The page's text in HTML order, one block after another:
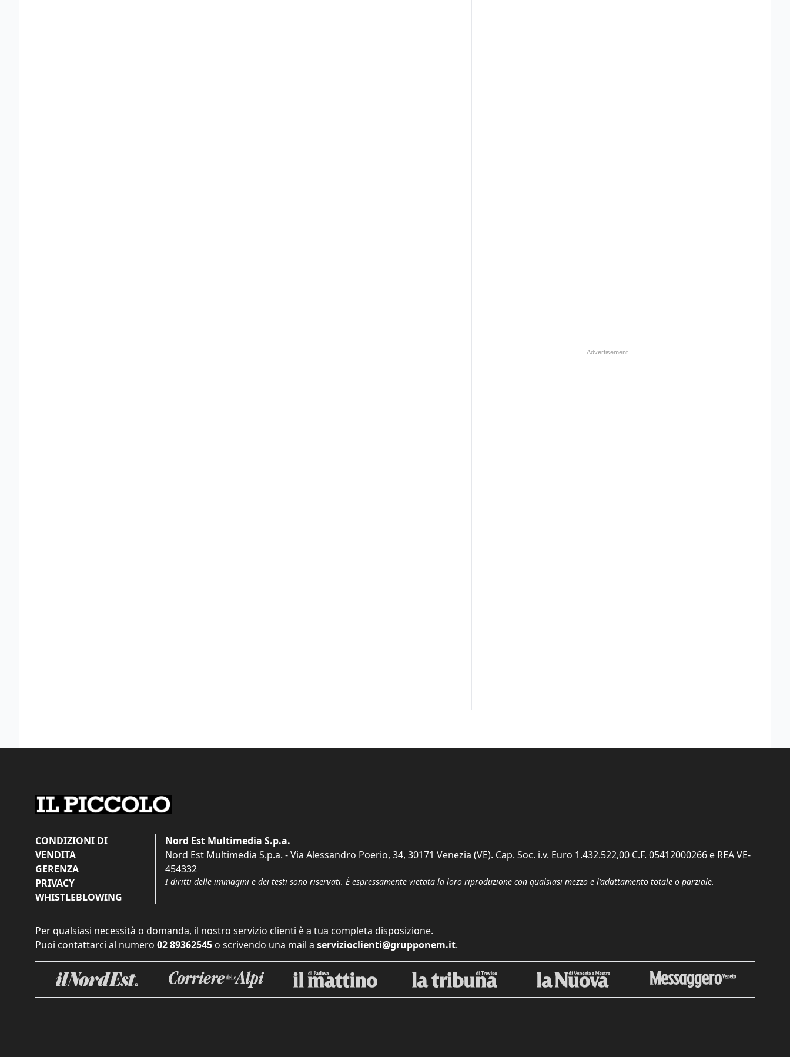
CONDIZIONI DI
VENDITA
GERENZA
PRIVACY
WHISTLEBLOWING
Nord Est Multimedia S.p.a.
Nord Est Multimedia S.p.a. - Via Alessandro Poerio, 34, 30171 Venezia (VE). Cap. Soc. i.v. Euro 1.432.522,00 C.F. 05412000266 e REA VE-
454332
I diritti delle immagini e dei testi sono riservati. È espressamente vietata la loro riproduzione con qualsiasi mezzo e l'adattamento totale o parziale.
Per qualsiasi necessità o domanda, il nostro servizio clienti è a tua completa disposizione.
Puoi contattarci al numero 02 89362545 o scrivendo una mail a servizioclienti@grupponem.it.